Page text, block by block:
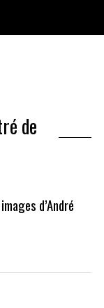
de
d’André